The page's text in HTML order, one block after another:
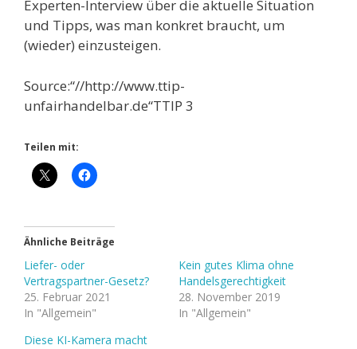
Experten-Interview über die aktuelle Situation
und Tipps, was man konkret braucht, um
(wieder) einzusteigen.
Source:“//http://www.ttip-
unfairhandelbar.de“TTIP 3
Teilen mit:
Ähnliche Beiträge
Liefer- oder
Vertragspartner-Gesetz?
25. Februar 2021
In "Allgemein"
Kein gutes Klima ohne
Handelsgerechtigkeit
28. November 2019
In "Allgemein"
Diese KI-Kamera macht